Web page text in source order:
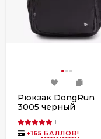
Рюкзак DongRun
3005 черный
1
+165 БАЛЛОВ!